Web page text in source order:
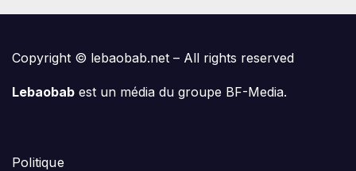
Copyright © lebaobab.net – All rights reserved
Lebaobab est un média du groupe BF-Media.
Politique